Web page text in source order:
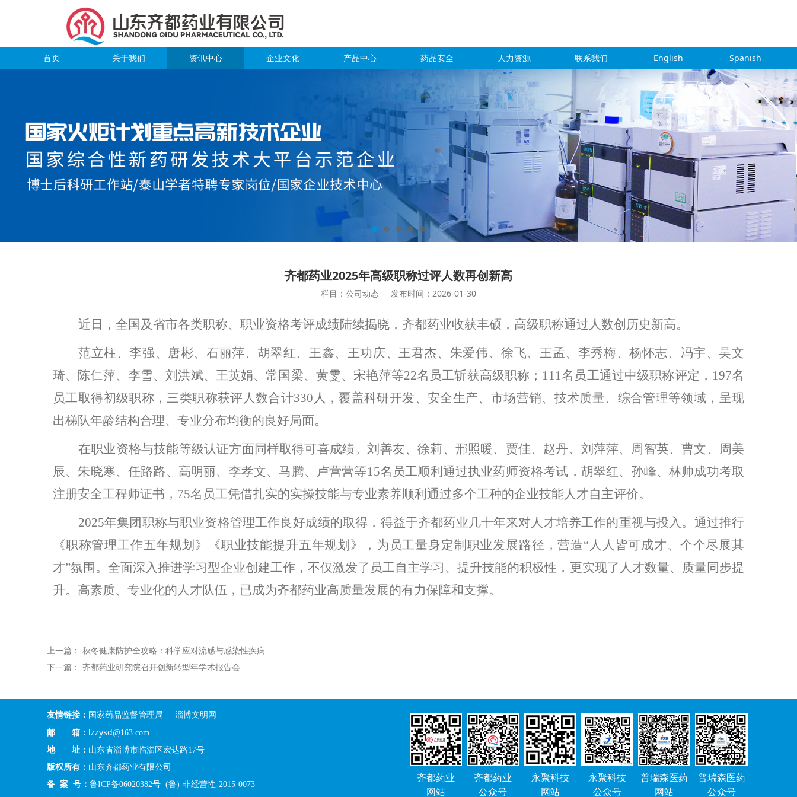
首页 关于我们 资讯中心 企业文化 产品中心 药品安全 人力资源 联系我们 English Spanish
齐都药业2025年高级职称过评人数再创新高
栏目：公司动态 发布时间：2026-01-30
近日，全国及省市各类职称、职业资格考评成绩陆续揭晓，齐都药业收获丰硕，高级职称通过人数创历史新高。
范立柱、李强、 唐彬、石丽萍、 胡翠红、 王鑫、 王功庆、 王君杰、 朱爱伟、徐飞、 王孟、 李秀梅、杨怀志、 冯宇、 吴文
琦、 陈仁萍、 李雪、刘洪斌、 王英娟、常国梁、 黄雯、宋艳萍等22名员工斩获高级职称；111名员工通过中级职称评定，197名
员工取得初级职称，三类职称获评人数合计330人，覆盖科研开发、安全生产、市场营销、技术质量、综合管理等领域，呈现
出梯队年龄结构合理、专业分布均衡的良好局面。
在职业资格与技能等级认证方面同样取得可喜成绩。刘善友、徐莉、邢照暖、贾佳、赵丹、刘萍萍、周智英、曹文、周美
辰、朱晓寒、任路路、高明丽、李孝文、马腾、卢营营等15名员工顺利通过执业药师资格考试，胡翠红、孙峰、林帅成功考取
注册安全工程师证书，75名员工凭借扎实的实操技能与专业素养顺利通过多个工种的企业技能人才自主评价。
2025年集团职称与职业资格管理工作良好成绩的取得，得益于齐都药业几十年来对人才培养工作的重视与投入。通过推行
《职称管理工作五年规划》《职业技能提升五年规划》，为员工量身定制职业发展路径，营造“人人皆可成才、个个尽展其
才”氛围。全面深入推进学习型企业创建工作，不仅激发了员工自主学习、提升技能的积极性，更实现了人才数量、质量同步提
升。高素质、专业化的人才队伍，已成为齐都药业高质量发展的有力保障和支撑。
上一篇： 秋冬健康防护全攻略：科学应对流感与感染性疾病
下一篇： 齐都药业研究院召开创新转型年学术报告会
友情链接： 国家药品监督管理局
淄博文明网
邮 箱： lzzysd@163.com
地 址： 山东省淄博市临淄区宏达路17号
版权所有： 山东齐都药业有限公司
备 案 号： 鲁ICP备06020382号 (鲁)-非经营性-2015-0073
齐都药业
网站
齐都药业
公众号
永聚科技
网站
永聚科技
公众号
普瑞森医药
网站
普瑞森医药
公众号